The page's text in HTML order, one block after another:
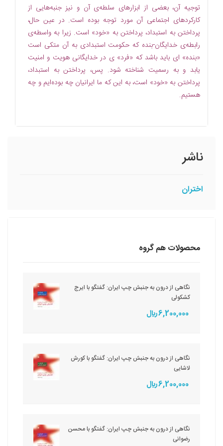
توجیه آن، بعضی از ابزارهای سلطه‌ی آن و نیز جنبه‌هایی از
کارکردهای اجتماعی آن مورد توجه بوده است. در عین حال،
پرداختن به استبداد، پرداختن به «خود» است. زیرا به واسطه‌ی
رابطه‌ی خدایگان-بنده که حکومت استبدادی به آن متکی است
«بنده» ای باید باشد که «فرد» ی در خدایگانی هویت و امنیت
یابد و به رسمیت شناخته شود. پس، پرداختن به استبداد،
پرداختن به «خود» است، به این که ما ایرانیان چه بوده‌ایم و چه
هستیم.
ناشر
اختران
محصولات هم گروه
نگاهی از درون به جنبش چپ ایران: گفتگو با ایرج
کشکولی
6,200,000 ريال
نگاهی از درون به جنبش چپ ایران: گفتگو با کورش
لاشایی
6,200,000 ريال
نگاهی از درون به جنبش چپ ایران: گفتگو با محسن
رضوانی